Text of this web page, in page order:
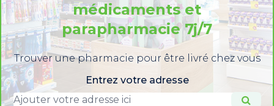
médicaments et
parapharmacie 7j/7
Trouver une pharmacie pour être livré chez vous
Entrez votre adresse